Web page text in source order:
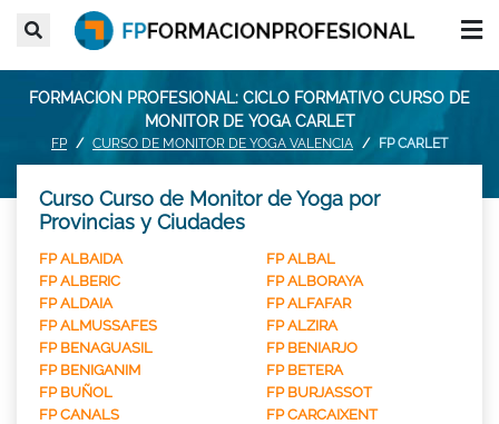
FORMACION PROFESIONAL: CICLO FORMATIVO CURSO DE
MONITOR DE YOGA CARLET
FP CURSO DE MONITOR DE YOGA VALENCIA FP CARLET
Curso Curso de Monitor de Yoga por
Provincias y Ciudades
FP ALBAIDA
FP ALBAL
FP ALBERIC
FP ALBORAYA
FP ALDAIA
FP ALFAFAR
FP ALMUSSAFES
FP ALZIRA
FP BENAGUASIL
FP BENIARJO
FP BENIGANIM
FP BETERA
FP BUÑOL
FP BURJASSOT
FP CANALS
FP CARCAIXENT